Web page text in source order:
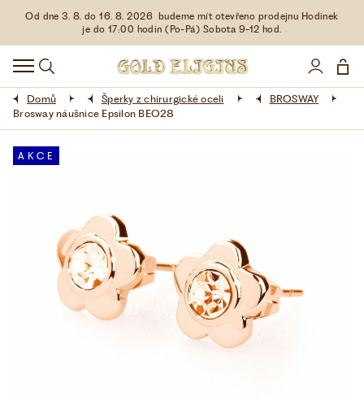
Od dne 3. 8. do 16. 8. 2026 budeme mít otevřeno prodejnu Hodinek
je do 17:00 hodin (Po-Pá) Sobota 9-12 hod.
HODINKY
DOPLŇKY
ŠPERKY
AKCE
LÁSKA ❤
VŠE O NÁKUPU
Domů Šperky z chirurgické oceli
BROSWAY
Brosway náušnice Epsilon BEO28
AKCE